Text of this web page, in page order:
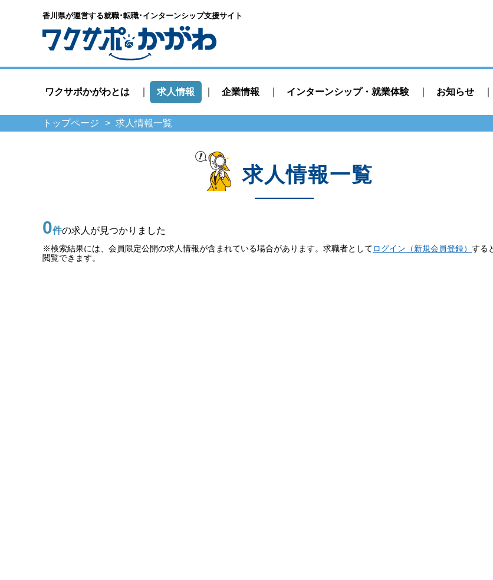
香川県が運営する就職･転職･ インターンシップ支援サイト
ワクサポかがわとは 求人情報 企業情報 インターンシップ・就業体験 お知らせ
トップページ 求人情報一覧
求人情報一覧
0件の求人が見つかりました
※検索結果には、会員限定公開の求人情報が含まれている場合があります。求職者としてログイン（新規会員登録） する
閲覧できます。